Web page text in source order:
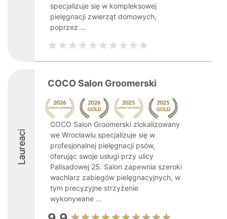
specjalizuje się w kompleksowej
pielęgnacji zwierząt domowych,
poprzez ...
Laureaci
COCO Salon Groomerski
COCO Salon Groomerski zlokalizowany
we Wrocławiu specjalizuje się w
profesjonalnej pielęgnacji psów,
oferując swoje usługi przy ulicy
Palisadowej 25. Salon zapewnia szeroki
wachlarz zabiegów pielęgnacyjnych, w
tym precyzyjne strzyżenie
wykonywane ...